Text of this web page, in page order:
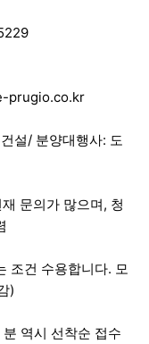
prugio.co.kr
설/ 분양대행사: 도
문의가 많으며, 청
조건 수용합니다. 모
)
역시 선착순 접수